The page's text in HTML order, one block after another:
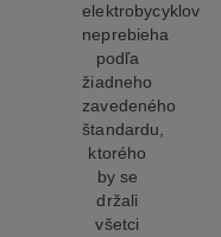
elektrobycyklov
neprebieha
podľa
žiadneho
zavedeného
štandardu,
ktorého
by se
držali
všetci